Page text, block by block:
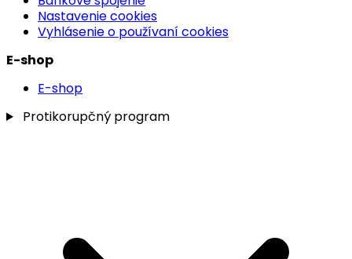
Nastavenie cookies
Vyhlásenie o používaní cookies
E-shop
E-shop
Protikorupčný program